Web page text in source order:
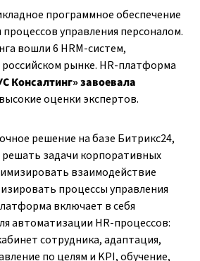
программное обеспечение
управления персоналом.
вошли 6 HRM-систем,
рынке. HR-платформа
Консалтинг» завоевала
оценки экспертов.
решение на базе Битрикс24,
задачи корпоративных
взаимодействие
процессы управления
включает в себя
автоматизации HR-процессов:
сотрудника, адаптация,
по целям и KPI, обучение,